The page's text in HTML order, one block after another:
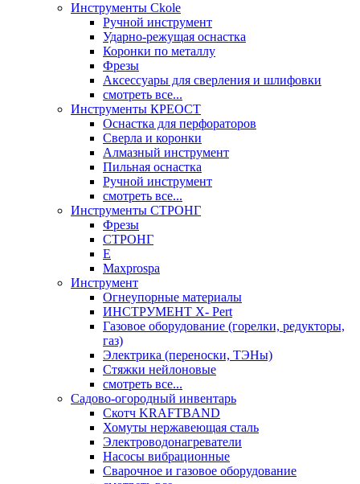
Инструменты Ckole
Ручной инструмент
Ударно‑режущая оснастка
Коронки по металлу
Фрезы
Аксессуары для сверления и шлифовки
смотреть все...
Инструменты КРЕОСТ
Оснастка для перфораторов
Сверла и коронки
Алмазный инструмент
Пильная оснастка
Ручной инструмент
смотреть все...
Инструменты СТРОНГ
Фрезы
СТРОНГ
Е
Maxprospa
Инструмент
Огнеупорные материалы
ИНСТРУМЕНТ X- Pert
Газовое оборудование (горелки, редукторы,
газ)
Электрика (переноски, ТЭНы)
Стяжки нейлоновые
смотреть все...
Садово-огородный инвентарь
Скотч KRAFTBAND
Хомуты нержавеющая сталь
Электроводонагреватели
Насосы вибрационные
Сварочное и газовое оборудование